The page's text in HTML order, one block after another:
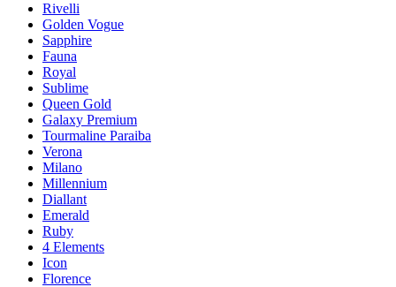
Rivelli
Golden Vogue
Sapphire
Fauna
Royal
Sublime
Queen Gold
Galaxy Premium
Tourmaline Paraiba
Verona
Milano
Millennium
Diallant
Emerald
Ruby
4 Elements
Icon
Florence